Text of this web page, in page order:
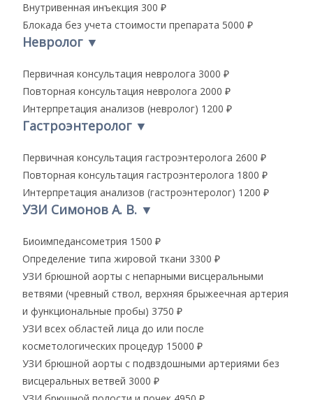
Внутривенная инъекция 300 ₽
Блокада без учета стоимости препарата 5000 ₽
Невролог ▼
Первичная консультация невролога 3000 ₽
Повторная консультация невролога 2000 ₽
Интерпретация анализов (невролог) 1200 ₽
Гастроэнтеролог ▼
Первичная консультация гастроэнтеролога 2600 ₽
Повторная консультация гастроэнтеролога 1800 ₽
Интерпретация анализов (гастроэнтеролог) 1200 ₽
УЗИ Симонов А. В. ▼
Биоимпедансометрия 1500 ₽
Определение типа жировой ткани 3300 ₽
УЗИ брюшной аорты с непарными висцеральными
ветвями (чревный ствол, верхняя брыжеечная артерия
и функциональные пробы) 3750 ₽
УЗИ всех областей лица до или после
косметологических процедур 15000 ₽
УЗИ брюшной аорты с подвздошными артериями без
висцеральных ветвей 3000 ₽